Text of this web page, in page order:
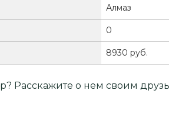
Алмаз
0
8930 руб.
Расскажите о нем своим